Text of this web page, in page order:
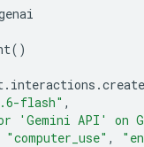
()
. interactions .create
flash" ,
'Gemini API' on
"computer_use" ,